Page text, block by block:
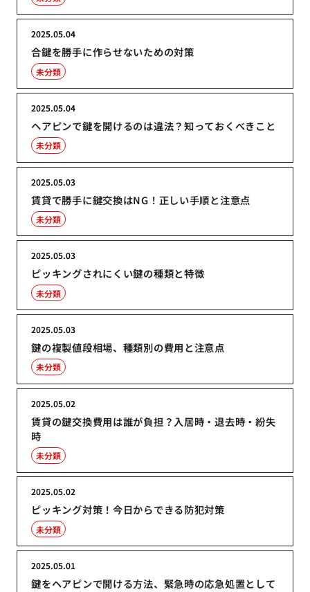
合鍵を勝手に作らせないための対策
2025.05.04
未分類
ヘアピンで鍵を開けるのは違法？知っておくべきこと
2025.05.04
未分類
賃貸で勝手に鍵交換はNG！正しい手順と注意点
2025.05.03
未分類
ピッキングされにくい鍵の種類と特徴
2025.05.03
未分類
鍵の複製値段相場、種類別の費用と注意点
2025.05.03
未分類
賃貸の鍵交換費用は誰が負担？入居時・退去時・紛失
時
2025.05.02
未分類
ピッキング対策！今日からできる防犯対策
2025.05.02
未分類
鍵をヘアピンで開ける方法、緊急時の応急処置として
2025.05.01